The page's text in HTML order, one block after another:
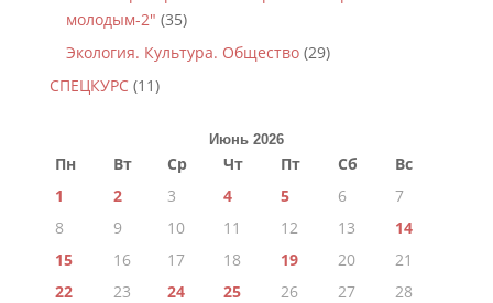
молодым-2" (35)
Экология. Культура. Общество(29)
СПЕЦКУРС(11)
Июнь 2026
Пн Вт Ср Чт Пт Сб
Вс
1
2 3 4 5 6
7
8
9 10 11 12 13
14
15
16 17 18 19 20
21
22
23 24 25 26 27
28